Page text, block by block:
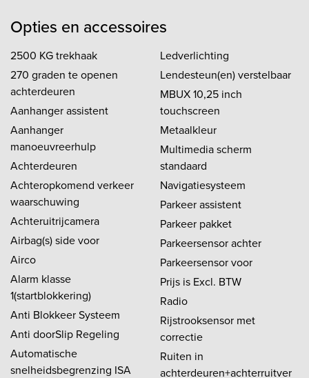
Opties en accessoires
2500 KG trekhaak
270 graden te openen
achterdeuren
Aanhanger assistent
Aanhanger
manoeuvreerhulp
Achterdeuren
Achteropkomend verkeer
waarschuwing
Achteruitrijcamera
Airbag(s) side voor
Airco
Alarm klasse
1(startblokkering)
Anti Blokkeer Systeem
Anti doorSlip Regeling
Automatische
snelheidsbegrenzing ISA
Ledverlichting
Lendesteun(en) verstelbaar
MBUX 10,25 inch
touchscreen
Metaalkleur
Multimedia scherm
standaard
Navigatiesysteem
Parkeer assistent
Parkeer pakket
Parkeersensor achter
Parkeersensor voor
Prijs is Excl. BTW
Radio
Rijstrooksensor met
correctie
Ruiten in
achterdeuren+achterruitver